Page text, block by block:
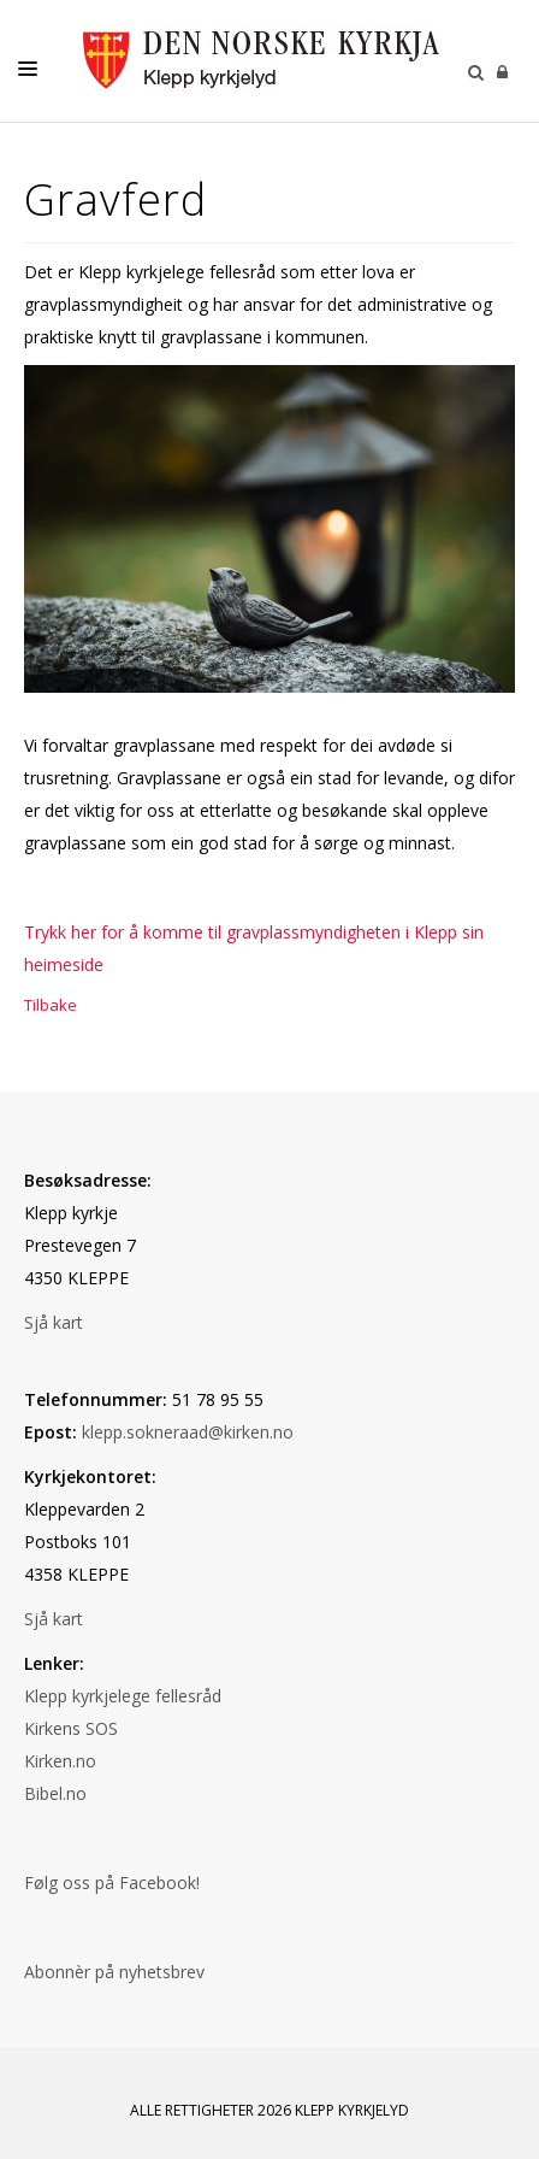
KYRKJELYD
DIAKONI
UTLEIGE STASJONSBYGGET
MENIGHETSBLADET
Gravferd
Det er Klepp kyrkjelege fellesråd som etter lova er
gravplassmyndigheit og har ansvar for det administrative og
praktiske knytt til gravplassane i kommunen.
Vi forvaltar gravplassane med respekt for dei avdøde si
trusretning. Gravplassane er også ein stad for levande, og difor
er det viktig for oss at etterlatte og besøkande skal oppleve
gravplassane som ein god stad for å sørge og minnast.
Trykk her for å komme til gravplassmyndigheten i Klepp sin
heimeside
Tilbake
Besøksadresse:
Klepp kyrkje
Prestevegen 7
4350 KLEPPE
Sjå kart
Telefonnummer: 51 78 95 55
Epost: klepp.sokneraad@kirken.no
Kyrkjekontoret:
Kleppevarden 2
Postboks 101
4358 KLEPPE
Sjå kart
Lenker:
Klepp kyrkjelege fellesråd
Kirkens SOS
Kirken.no
Bibel.no
Følg oss på Facebook!
Abonnèr på nyhetsbrev
ALLE RETTIGHETER 2026 KLEPP KYRKJELYD